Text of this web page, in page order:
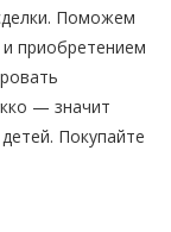
Поможем
приобретением
— значит
Покупайте